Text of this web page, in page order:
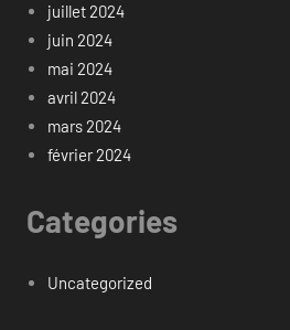
juillet 2024
juin 2024
mai 2024
avril 2024
mars 2024
février 2024
Categories
Uncategorized